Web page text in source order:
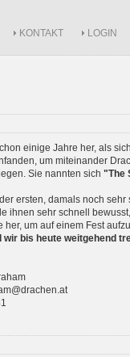
KONTAKT LOGIN
einige Jahre her, als
um miteinander
Sie nannten sich "The
ersten, damals noch sehr
ihnen sehr schnell
her, um auf einem Fest
wir bis heute weitgehend